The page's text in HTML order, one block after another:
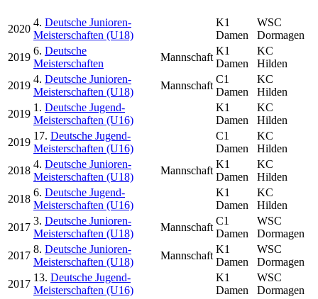
2020
4. Deutsche Junioren-
Meisterschaften (U18)
K1
Damen
WSC
Dormagen
2019
6. Deutsche
Meisterschaften
Mannschaft
K1
Damen
KC
Hilden
2019
4. Deutsche Junioren-
Meisterschaften (U18)
Mannschaft
C1
Damen
KC
Hilden
2019
1. Deutsche Jugend-
Meisterschaften (U16)
K1
Damen
KC
Hilden
2019
17. Deutsche Jugend-
Meisterschaften (U16)
C1
Damen
KC
Hilden
2018
4. Deutsche Junioren-
Meisterschaften (U18)
Mannschaft
K1
Damen
KC
Hilden
2018
6. Deutsche Jugend-
Meisterschaften (U16)
K1
Damen
KC
Hilden
2017
3. Deutsche Junioren-
Meisterschaften (U18)
Mannschaft
C1
Damen
WSC
Dormagen
2017
8. Deutsche Junioren-
Meisterschaften (U18)
Mannschaft
K1
Damen
WSC
Dormagen
2017
13. Deutsche Jugend-
Meisterschaften (U16)
K1
Damen
WSC
Dormagen